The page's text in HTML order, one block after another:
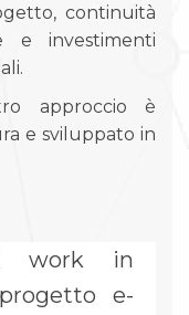
continuità
e investimenti
approccio è
e sviluppato in
work in
e-